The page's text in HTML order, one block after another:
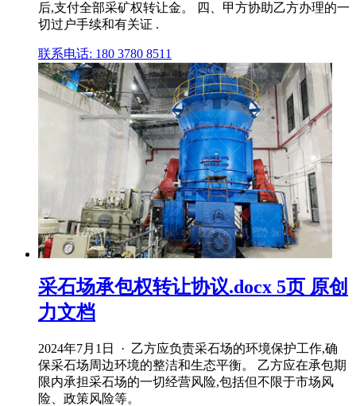
后,支付全部采矿权转让金。 四、甲方协助乙方办理的一
切过户手续和有关证 .
联系电话: 180 3780 8511
采石场承包权转让协议.docx 5页 原创
力文档
2024年7月1日 · 乙方应负责采石场的环境保护工作,确
保采石场周边环境的整洁和生态平衡。 乙方应在承包期
限内承担采石场的一切经营风险,包括但不限于市场风
险、政策风险等。